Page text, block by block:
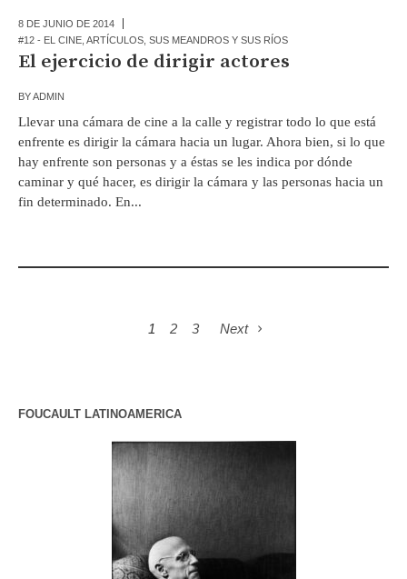
8 DE JUNIO DE 2014
#12 - EL CINE ARTÍCULOS SUS MEANDROS Y SUS RÍOS
El ejercicio de dirigir actores
BYADMIN
Llevar una cámara de cine a la calle y registrar todo lo que está
enfrente es dirigir la cámara hacia un lugar. Ahora bien, si lo que
hay enfrente son personas y a éstas se les indica por dónde
caminar y qué hacer, es dirigir la cámara y las personas hacia un
fin determinado. En...
1 2 3 Next
FOUCAULT LATINOAMERICA